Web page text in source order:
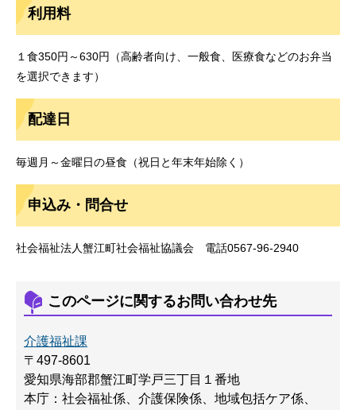
利用料
１食350円～630円（高齢者向け、一般食、医療食などのお弁当
を選択できます）
配達日
毎週月～金曜日の昼食（祝日と年末年始除く）
申込み・問合せ
社会福祉法人蟹江町社会福祉協議会 電話0567-96-2940
このページに関するお問い合わせ先
介護福祉課
〒497-8601
愛知県海部郡蟹江町学戸三丁目１番地
本庁：社会福祉係、介護保険係、地域包括ケア係、